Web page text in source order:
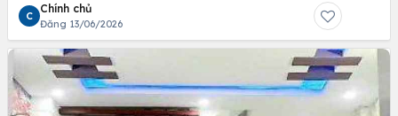
C
Chính chủ
Đăng 13/06/2026